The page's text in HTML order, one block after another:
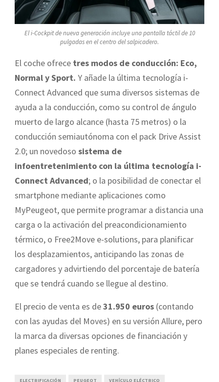
El i-Cockpit de nueva generación incluye una pantalla táctil de 10
pulgadas en el centro del salpicadero.
El coche ofrece tres modos de conducción: Eco,
Normal y Sport. Y añade la última tecnología i-
Connect Advanced que suma diversos sistemas de
ayuda a la conducción, como su control de ángulo
muerto de largo alcance (hasta 75 metros) o la
conducción semiautónoma con el pack Drive Assist
2.0; un novedoso sistema de
infoentretenimiento con la última tecnología i-
Connect Advanced; o la posibilidad de conectar el
smartphone mediante aplicaciones como
MyPeugeot, que permite programar a distancia una
carga o la activación del preacondicionamiento
térmico, o Free2Move e-solutions, para planificar
los desplazamientos, anticipando las zonas de
cargadores y advirtiendo del porcentaje de batería
que se tendrá cuando se llegue al destino.
El precio de venta es de31.950 euros (contando
con las ayudas del Moves) en su versión Allure, pero
la marca da diversas opciones de financiación y
planes especiales de renting.
ELECTRIFICACIÓN PEUGEOT VEHÍCULO ELÉCTRICO